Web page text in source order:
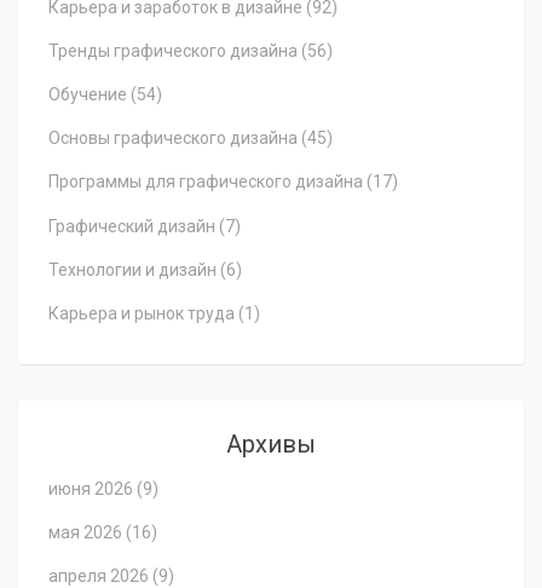
Карьера и заработок в дизайне (92)
Тренды графического дизайна (56)
Обучение (54)
Основы графического дизайна (45)
Программы для графического дизайна (17)
Графический дизайн (7)
Технологии и дизайн (6)
Карьера и рынок труда (1)
Архивы
июня 2026 (9)
мая 2026 (16)
апреля 2026 (9)